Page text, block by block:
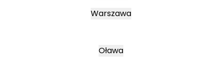
Warszawa
Oława